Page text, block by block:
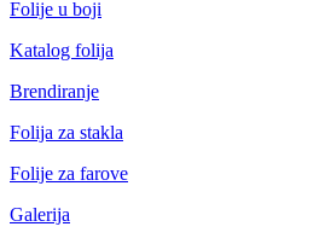
Folije u boji
Katalog folija
Brendiranje
Folija za stakla
Folije za farove
Galerija